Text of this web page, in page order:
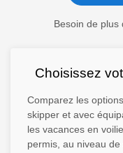
Besoin de plus
Choisissez
Comparez les
skipper et avec
les vacances en
permis, au niveau